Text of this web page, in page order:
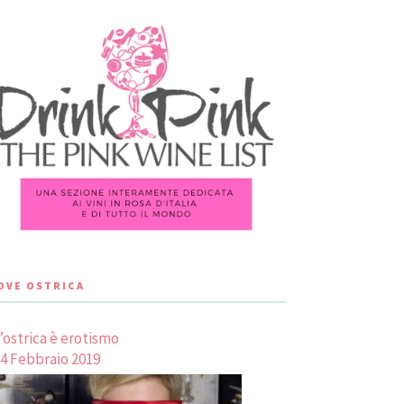
OSTRICA
è erotismo
Febbraio 2019